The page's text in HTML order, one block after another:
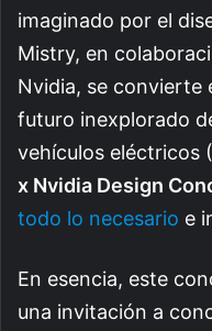
imaginado por el
Mistry, en
Nvidia, se convierte
futuro inexplorado
vehículos eléctricos
x Nvidia Design
todo lo necesario e
En esencia, este
una invitación a